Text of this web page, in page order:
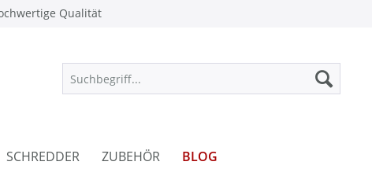
Qualität
SCHREDDER ZUBEHÖR BLOG